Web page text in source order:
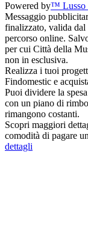
Powered by™ Lusso
Messaggio
finalizzato, valida
percorso online.
per cui Città della
non in esclusiva.
Realizza i tuoi
Findomestic e
Puoi dividere la
con un piano di
rimangono costanti.
Scopri maggiori
comodità di pagare
dettagli